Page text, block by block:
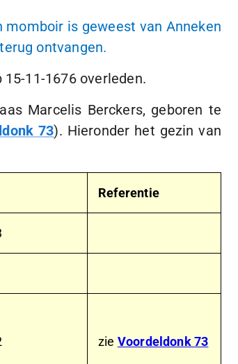
is geweest van Anneken
terug ontvangen.
15-11-1676overleden.
Marcelis Berckers, geboren te
73). Hieronder het gezin van
Referentie
zie Voordeldonk 73